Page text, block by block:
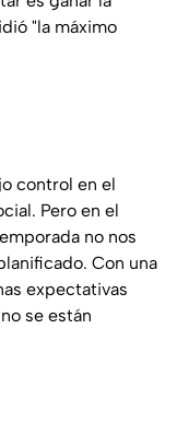
"la máximo
control en el
Pero en el
no nos
Con una
expectativas
se están